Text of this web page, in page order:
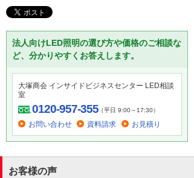
法人向けLED照明の選び方や価格のご相談な
ど、分かりやすくお答えします。
大塚商会 インサイドビジネスセンター LED相談
室
0120-957-355（平日 9:00～17:30）
お問い合わせ 資料請求 お見積り
お客様の声